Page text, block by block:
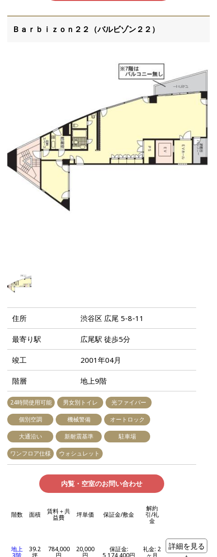
Ｂａｒｂｉｚｏｎ２２（バルビゾン２２）
住所 渋谷区 広尾 5-8-11
最寄り駅 広尾駅 徒歩5分
竣工 2001年04月
階層 地上9階
24時間使用可能 男女別トイレ 光ファイバー
個別空調 機械警備 オートロック
大通沿い 新耐震基準 駐車場
ワンフロア仕様 ウォシュレット
内覧・空室のお問い合わせ
階数 面積 賃料＋共
益費 坪単価 保証金/敷金
解約
引/礼
金
地上
3階
39.2
坪
784,000
円
20,000
円
保証金:
5,174,400円
礼金: 2
ヶ月
詳細を見る